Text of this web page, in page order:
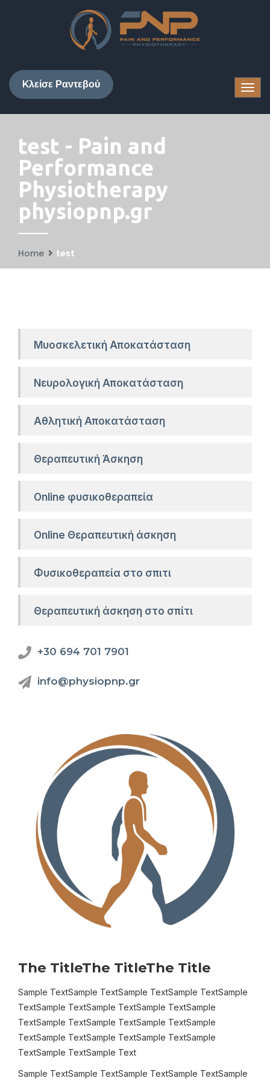
Kλείσε Ραντεβού
test - Pain and
Performance
Physiotherapy
physiopnp.gr
Home test
Μυοσκελετική Αποκατάσταση
Νευρολογική Αποκατάσταση
Αθλητική Αποκατάσταση
Θεραπευτική Άσκηση
Online φυσικοθεραπεία
Online Θεραπευτική άσκηση
Φυσικοθεραπεία στο σπιτι
Θεραπευτική άσκηση στο σπίτι
+30 694 701 7901
info@physiopnp.gr
The TitleThe TitleThe Title
Sample TextSample TextSample TextSample TextSample
TextSample TextSample TextSample TextSample
TextSample TextSample TextSample TextSample
TextSample TextSample TextSample TextSample
TextSample TextSample Text
Sample TextSample TextSample TextSample TextSample